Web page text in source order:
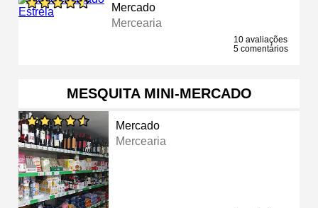
Mercado
Mercearia
10 avaliações
5 comentários
MESQUITA MINI-MERCADO
Mercado
Mercearia